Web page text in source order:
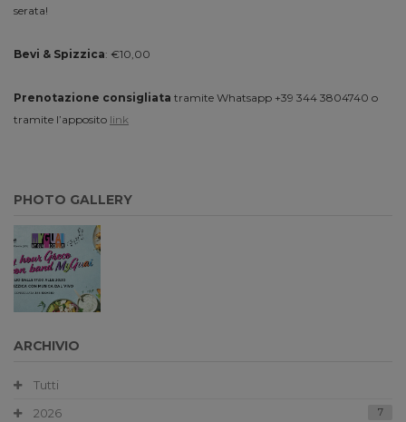
serata!
Bevi & Spizzica: €10,00
Prenotazione consigliata tramite Whatsapp +39 344 3804740 o
tramite l’apposito link
PHOTO GALLERY
ARCHIVIO
Tutti
2026
7